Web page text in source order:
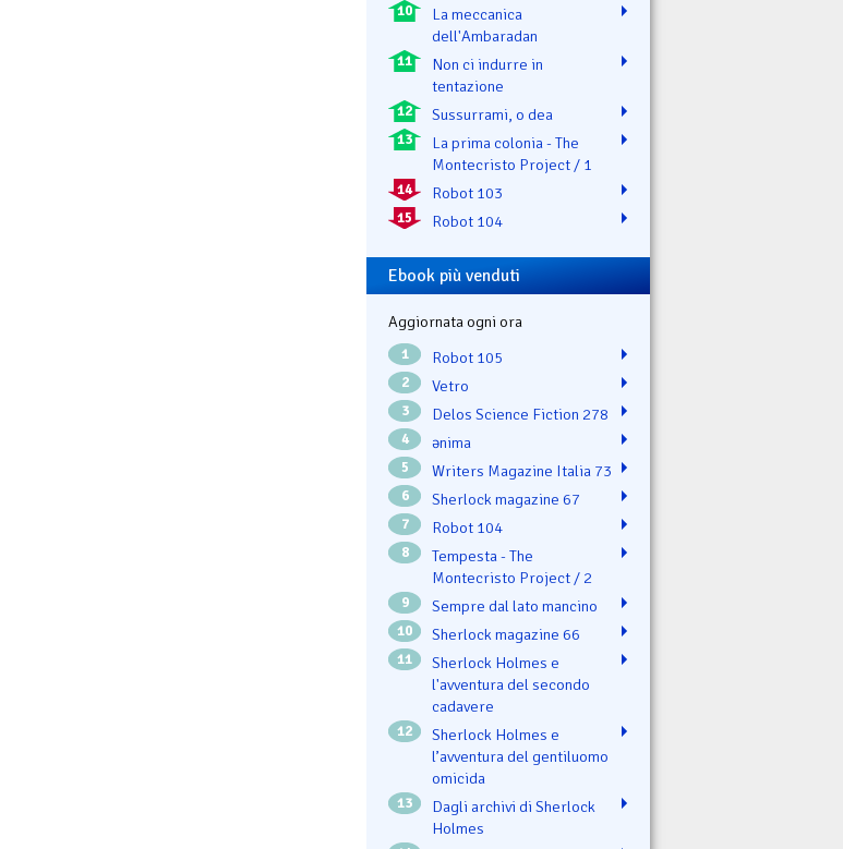
10
La meccanica
dell'Ambaradan
11
Non ci indurre in
tentazione
12 Sussurrami, o dea
13
La prima colonia - The
Montecristo Project / 1
14 Robot 103
15 Robot 104
Ebook più venduti
Aggiornata ogni ora
1 Robot 105
2 Vetro
3 Delos Science Fiction 278
4 ənima
5 Writers Magazine Italia 73
6 Sherlock magazine 67
7 Robot 104
8
Tempesta - The
Montecristo Project / 2
9 Sempre dal lato mancino
10 Sherlock magazine 66
11
Sherlock Holmes e
l'avventura del secondo
cadavere
12
Sherlock Holmes e
l’avventura del gentiluomo
omicida
13
Dagli archivi di Sherlock
Holmes